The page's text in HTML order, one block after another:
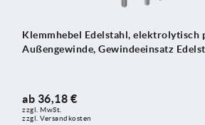
Klemmhebel Edelstahl, elektrolytisch
Außengewinde, Gewindeeinsatz
ab 36,18 €
zzgl. MwSt.
zzgl. Versandkosten